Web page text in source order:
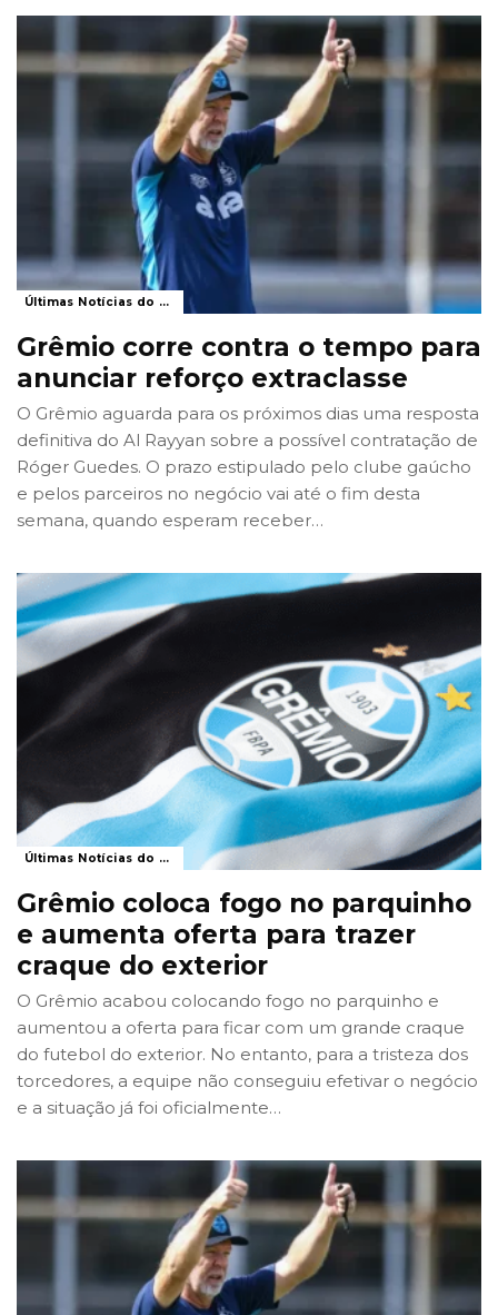
Últimas Notícias do Grêmio
Grêmio corre contra o tempo para
anunciar reforço extraclasse
O Grêmio aguarda para os próximos dias uma resposta
definitiva do Al Rayyan sobre a possível contratação de
Róger Guedes. O prazo estipulado pelo clube gaúcho
e pelos parceiros no negócio vai até o fim desta
semana, quando esperam receber…
Últimas Notícias do Grêmio
Grêmio coloca fogo no parquinho
e aumenta oferta para trazer
craque do exterior
O Grêmio acabou colocando fogo no parquinho e
aumentou a oferta para ficar com um grande craque
do futebol do exterior. No entanto, para a tristeza dos
torcedores, a equipe não conseguiu efetivar o negócio
e a situação já foi oficialmente…